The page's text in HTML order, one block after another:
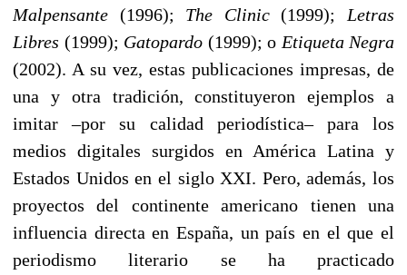
Malpensante (1996); The Clinic(1999); Letras
Libres (1999); Gatopardo (1999); o Etiqueta Negra
(2002). A su vez, estas publicaciones impresas, de
una y otra tradición, constituyeron ejemplos a
imitar –por su calidad periodística– para los
medios digitales surgidos en América Latina y
Estados Unidos en el siglo XXI. Pero, además, los
proyectos del continente americano tienen una
influencia directa en España, un país en el que el
periodismo literario se ha practicado